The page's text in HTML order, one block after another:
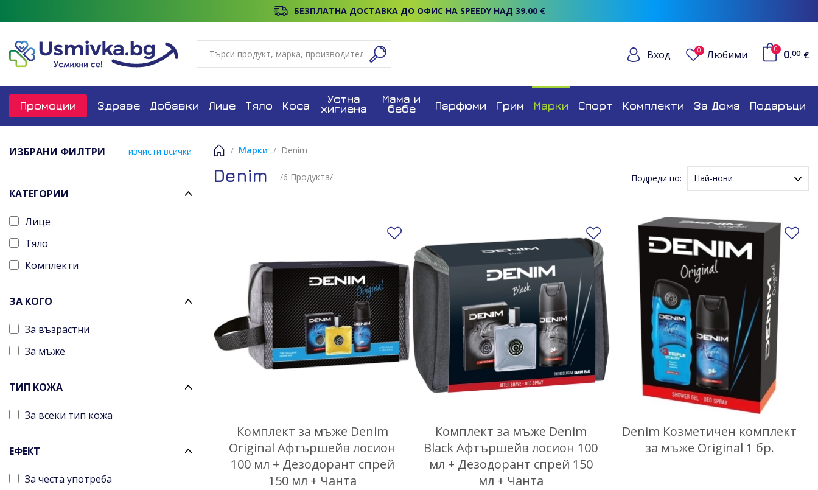
БЕЗПЛАТНА ДОСТАВКА ДО ОФИС НА SPEEDY НАД 39.00 €
Вход 0 Любими 0 0.00 €
Промоции Здраве Добавки Лице Тяло Коса
Устна
хигиена
Мама и
бебе Парфюми Грим Марки Спорт Комплекти За Дома Подаръци
ИЗБРАНИ ФИЛТРИ изчисти всички
КАТЕГОРИИ
Лице
Тяло
Комплекти
ЗА КОГО
За възрастни
За мъже
ТИП КОЖА
За всеки тип кожа
ЕФЕКТ
За честа употреба
Марки Denim
Denim /6 Продуктa/ Подреди по: Най-нови
Име (Низходящ ред)
Цена (Възходящ ред)
Цена (Низходящ ред)
Най-нови
Комплект за мъже Denim
Original Афтършейв лосион
100 мл + Дезодорант спрей
150 мл + Чанта
Комплект за мъже Denim
Black Афтършейв лосион 100
мл + Дезодорант спрей 150
мл + Чанта
Добави в любими
Denim Козметичен комплект
за мъже Original 1 бр.